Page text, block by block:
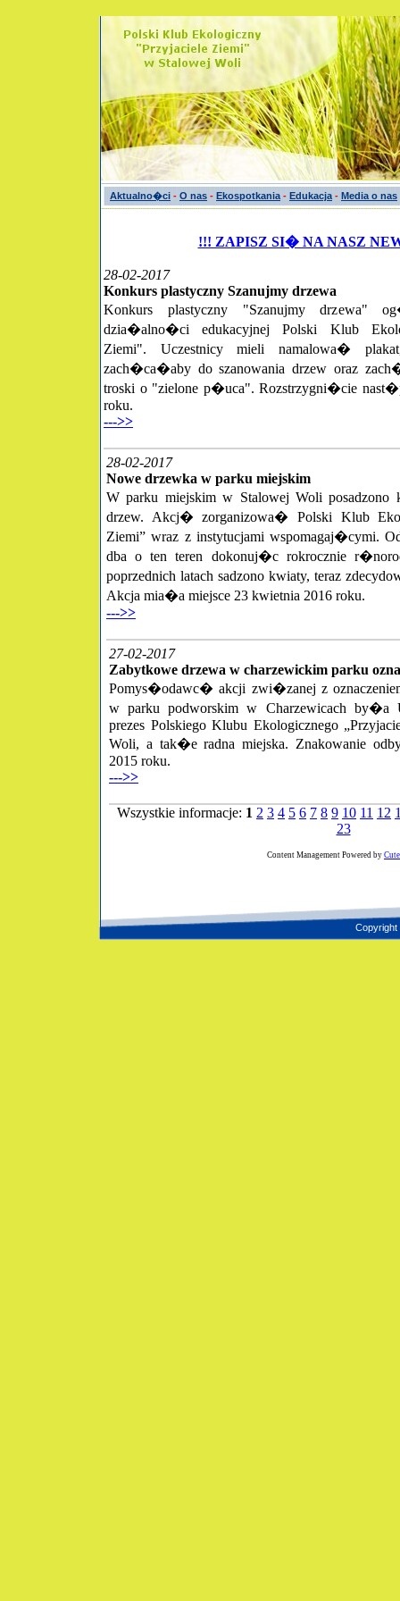
Aktualno�ci - O nas - Ekospotkania - Edukacja - Media o nas
!!! ZAPISZ SI� NA NASZ
28-02-2017
Konkurs plastyczny Szanujmy drzewa
Konkurs plastyczny "Szanujmy drzewa"
dzia�alno�ci edukacyjnej Polski Klub
Ziemi". Uczestnicy mieli namalowa�
zach�ca�aby do szanowania drzew oraz
troski o "zielone p�uca". Rozstrzygni�cie
roku.
--->>
28-02-2017
Nowe drzewka w parku miejskim
W parku miejskim w Stalowej Woli posadzono
drzew. Akcj� zorganizowa� Polski Klub
Ziemi” wraz z instytucjami wspomagaj�cymi.
dba o ten teren dokonuj�c rokrocznie
poprzednich latach sadzono kwiaty, teraz
Akcja mia�a miejsce 23 kwietnia 2016 roku.
--->>
27-02-2017
Zabytkowe drzewa w charzewickim parku
Pomys�odawc� akcji zwi�zanej z
w parku podworskim w Charzewicach by�a
prezes Polskiego Klubu Ekologicznego
Woli, a tak�e radna miejska. Znakowanie
2015 roku.
--->>
Wszystkie informacje: 1 2 3 4 5 6 7 8 9 10 11 12
23
Content Management Powered by